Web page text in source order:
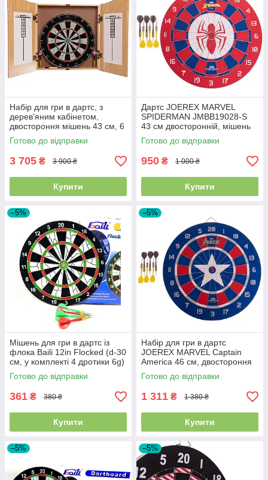
Набір для гри в дартс, з
дерев’яним кабінетом,
двостороння мішень 43 см, 6
дротиків Baili BL-1815
Готово до відправки
3 705 ₴ 3 900 ₴
Купити
Дартс JOEREX MARVEL
SPIDERMAN JMBB19028-S
43 см двосторонній, мішень
та 6 дротиків
Готово до відправки
950 ₴ 1 000 ₴
Купити
–5%
Мішень для гри в дартс із
флока Baili 12in Flocked (d-30
см, у комплекті 4 дротики 6g)
Готово до відправки
361 ₴ 380 ₴
Купити
–5%
Набір для гри в дартс
JOEREX MARVEL Captain
America 46 см, двостороння
мішень, 6 дротиків
Готово до відправки
1 311 ₴ 1 380 ₴
Купити
–5% –5%